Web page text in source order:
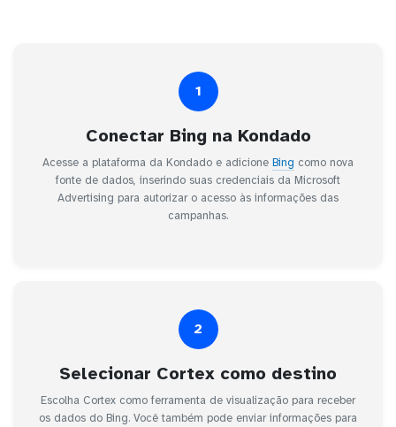
1
Conectar Bing na Kondado
Acesse a plataforma da Kondado e adicione Bing como nova
fonte de dados, inserindo suas credenciais da Microsoft
Advertising para autorizar o acesso às informações das
campanhas.
2
Selecionar Cortex como destino
Escolha Cortex como ferramenta de visualização para receber
os dados do Bing. Você também pode enviar informações para